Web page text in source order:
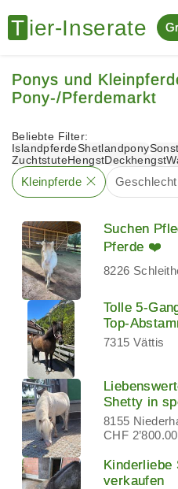
Ponys und
Pony-/Pferdemarkt
Beliebte Filter:
IslandpferdeShetlandpony
ZuchtstuteHengstDeckhengst
Kleinpferde Geschlecht
Suchen
Pferde ❤️
8226
Tolle 5-
Top-
7315 Vättis
Shetty in
8155
CHF 2’800.00
Kinderliebe
verkaufen